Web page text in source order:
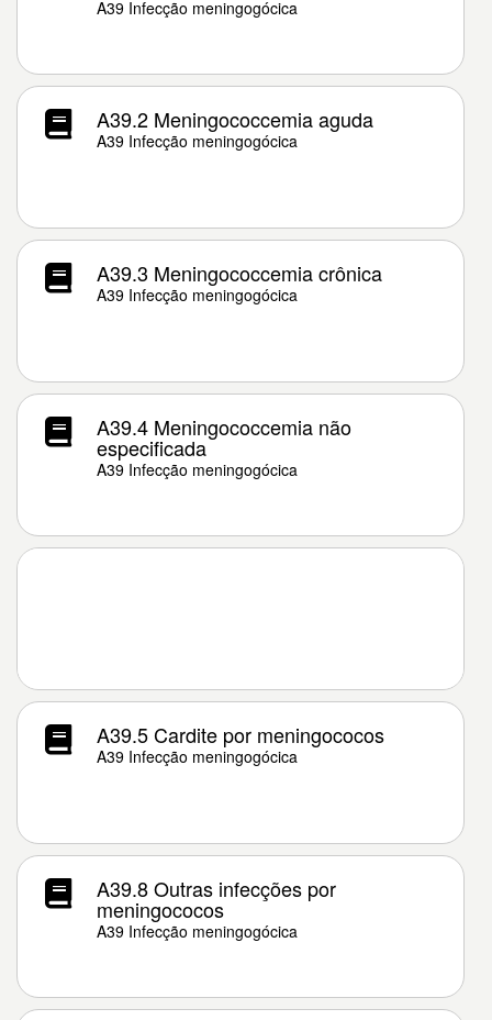
A39 Infecção meningogócica
A39.2 Meningococcemia aguda
A39 Infecção meningogócica
A39.3 Meningococcemia crônica
A39 Infecção meningogócica
A39.4 Meningococcemia não
especificada
A39 Infecção meningogócica
A39.5 Cardite por meningococos
A39 Infecção meningogócica
A39.8 Outras infecções por
meningococos
A39 Infecção meningogócica